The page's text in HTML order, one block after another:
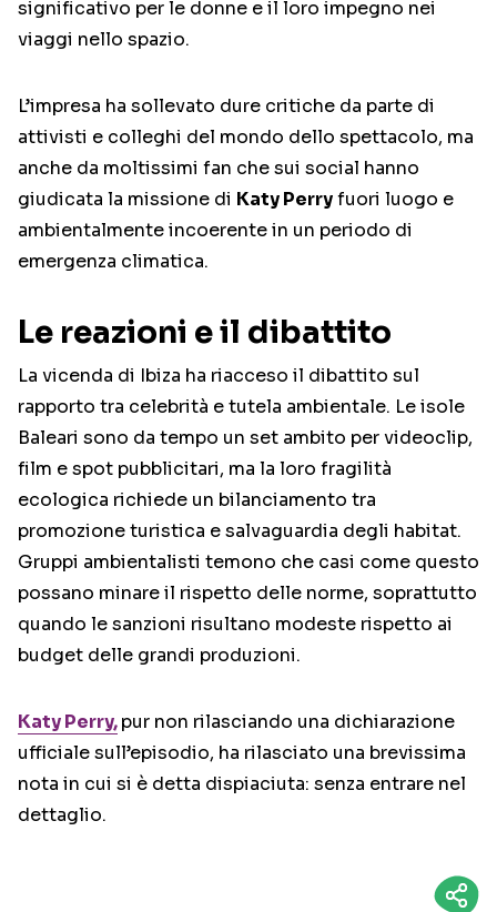
significativo per le donne e il loro impegno nei
viaggi nello spazio.
L’impresa ha sollevato dure critiche da parte di
attivisti e colleghi del mondo dello spettacolo, ma
anche da moltissimi fan che sui social hanno
giudicata la missione di Katy Perryfuori luogo e
ambientalmente incoerente in un periodo di
emergenza climatica.
Le reazioni e il dibattito
La vicenda di Ibiza ha riacceso il dibattito sul
rapporto tra celebrità e tutela ambientale. Le isole
Baleari sono da tempo un set ambito per videoclip,
film e spot pubblicitari, ma la loro fragilità
ecologica richiede un bilanciamento tra
promozione turistica e salvaguardia degli habitat.
Gruppi ambientalisti temono che casi come questo
possano minare il rispetto delle norme, soprattutto
quando le sanzioni risultano modeste rispetto ai
budget delle grandi produzioni.
Katy Perry,pur non rilasciando una dichiarazione
ufficiale sull’episodio, ha rilasciato una brevissima
nota in cui si è detta dispiaciuta: senza entrare nel
dettaglio.